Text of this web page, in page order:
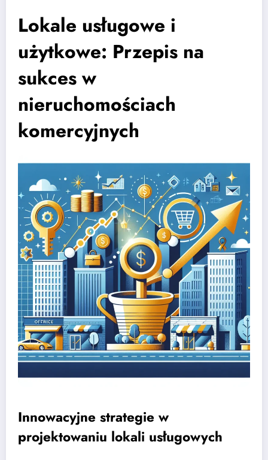
Lokale usługowe i
użytkowe: Przepis na
sukces w
nieruchomościach
komercyjnych
Innowacyjne strategie w
projektowaniu lokali usługowych